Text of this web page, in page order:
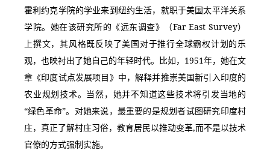
霍利约克学院的学业来到纽约生活，就职于美国太平洋关系
学院。她在该研究所的《远东调查》（Far East Survey）
上撰文，其风格既反映了美国对于推行全球霸权计划的乐
观，也映衬出了她自己的年轻时代。比如，1951年，她在文
章《印度试点发展项目》中，解释并推崇美国新引入印度的
农业规划技术。当然，她并不知道这些技术将引发当地的
“绿色革命”。对她来说，最重要的是规划者试图研究印度村
庄，真正了解村庄习俗，教育居民以推动变革,而不是以技术
官僚的方式强制实施。